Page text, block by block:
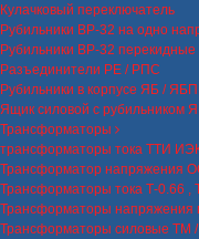
Кулачковый переключатель
Рубильники ВР-32 на одно
Рубильники ВР-32 перекидные
Разъединители РЕ / РПС
Рубильники в корпусе ЯБ /
Ящик силовой с рубильником
Трансформаторы
трансформаторы тока ТТИ
Трансформатор напряжения
Трансформаторы тока Т-0.66 ,
Трансформаторы
Трансформаторы силовые ТМ